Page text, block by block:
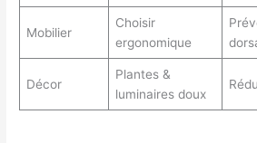
Mobilier
Choisir
ergonomique
Décor
Plantes &
luminaires doux